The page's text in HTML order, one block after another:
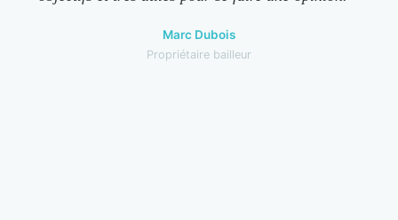
Marc Dubois
Propriétaire bailleur